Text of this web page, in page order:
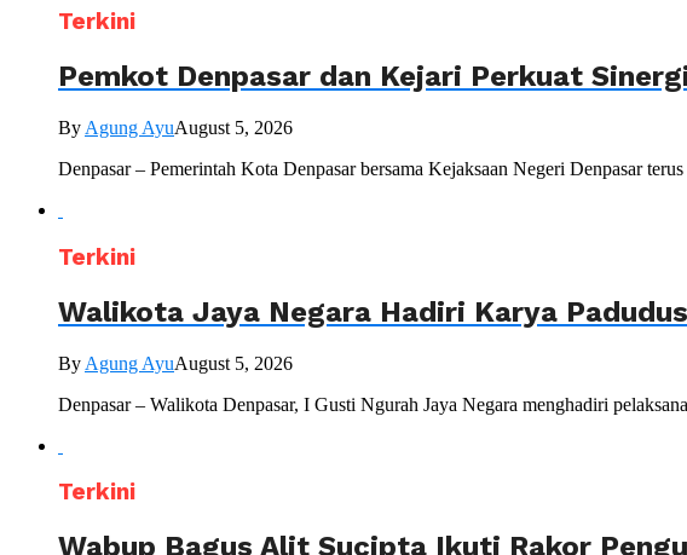
Terkini
Pemkot Denpasar dan Kejari Perkuat
By Agung AyuAugust 5, 2026
Denpasar – Pemerintah Kota Denpasar bersama Kejaksaan Negeri Denpasar
Terkini
Walikota Jaya Negara Hadiri Karya
By Agung AyuAugust 5, 2026
Denpasar – Walikota Denpasar, I Gusti Ngurah Jaya Negara menghadiri
Terkini
Wabup Bagus Alit Sucipta Ikuti Rakor